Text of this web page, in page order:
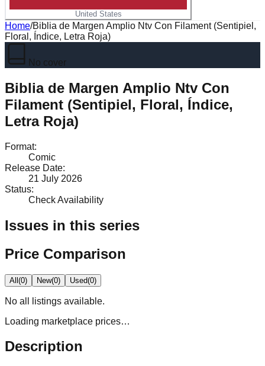
United States
Home/Biblia de Margen Amplio Ntv Con Filament (Sentipiel,
Floral, Índice, Letra Roja)
No cover
Biblia de Margen Amplio Ntv Con
Filament (Sentipiel, Floral, Índice,
Letra Roja)
Format:
Comic
Release Date:
21 July 2026
Status:
Check Availability
Issues in this series
Price Comparison
All(0) New(0) Used(0)
No all
listings available.
Loading marketplace prices…
Description